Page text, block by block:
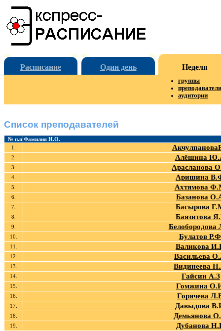
Расписание Один день Неделя
группы
преподаватели
аудитории
Список преподавателей
№ п.п Фамилия И.О.
1.
2. Алёшина
3. Арасланова
4. Аришина
5. Ахтямова
6. Базанова
7. Басырова
8. Баязитова
9. Белобородова
10. Булатов
11. Валикова
12. Васильева
13. Видинеева
14. Гайсин А.З
15. Гомжина
16. Горячева
17. Давыдова
18. Демьянова
19. Дубанова